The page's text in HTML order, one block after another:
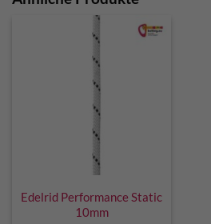
Edelrid Performance Static
10mm